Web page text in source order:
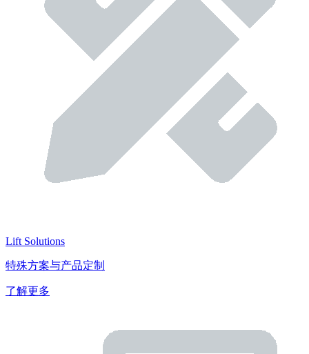
Lift Solutions
特殊方案与产品定制
了解更多